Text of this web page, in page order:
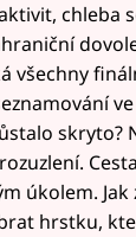
chleba
všechny
skryto?
úkolem.
hrstku,